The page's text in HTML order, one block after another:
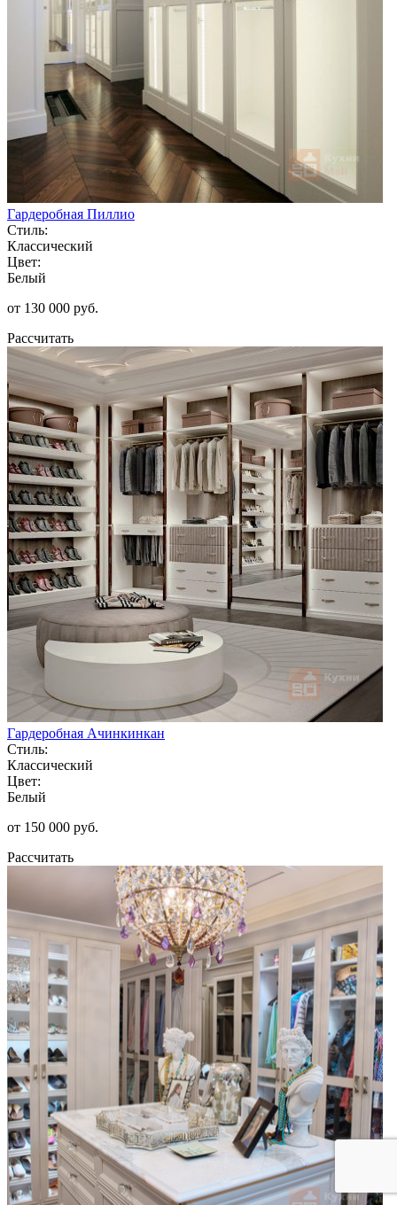
Гардеробная Пиллио
Стиль:
Классический
Цвет:
Белый
от 130 000 руб.
Рассчитать
Гардеробная Ачинкинкан
Стиль:
Классический
Цвет:
Белый
от 150 000 руб.
Рассчитать